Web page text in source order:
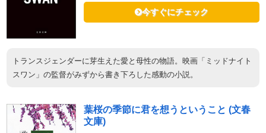
今すぐにチェック
トランスジェンダーに芽生えた愛と母性の物語。映画「ミッドナイト
スワン」の監督がみずから書き下ろした感動の小説。
葉桜の季節に君を想うということ (文春
文庫)